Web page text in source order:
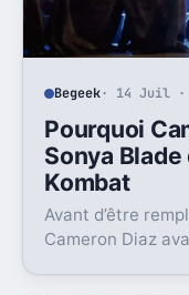
Begeek· 14 Juil ·
Pourquoi
Sonya
Kombat
Avant d’être
Cameron Diaz